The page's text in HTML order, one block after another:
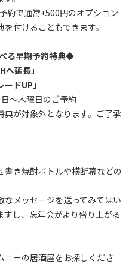
約で通常+500円のオプション
付けることもできます。
る早期予約特典◆
延長」
ドUP」
～木曜日のご予約
が対象外となります。ご了承
き焼酎ボトルや横断幕などの
なメッセージを送ってみてはい
し、忘年会がより盛り上がる
ーの居酒屋をお探しくださ